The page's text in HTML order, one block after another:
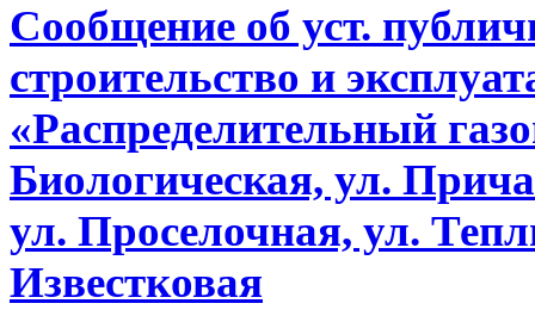
Сообщение об уст.
строительство и
«Распределительный
Биологическая, ул.
ул. Проселочная, ул.
Известковая